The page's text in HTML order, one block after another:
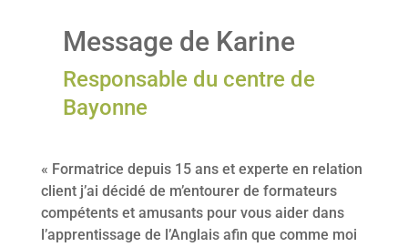
Message de Karine
Responsable du centre de
Bayonne
« Formatrice depuis 15 ans et experte en relation
client j’ai décidé de m’entourer de formateurs
compétents et amusants pour vous aider dans
l’apprentissage de l’Anglais afin que comme moi